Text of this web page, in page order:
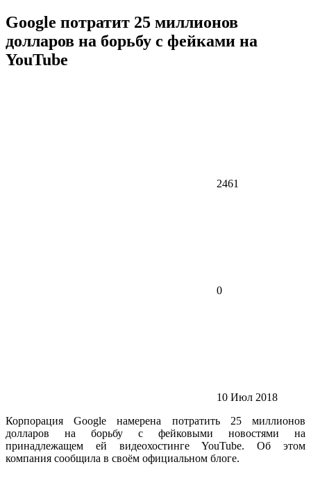
Google потратит 25 миллионов
долларов на борьбу с фейками на
YouTube
2461
0
10 Июл 2018
Корпорация Google намерена потратить 25 миллионов
долларов на борьбу с фейковыми новостями на
принадлежащем ей видеохостинге YouTube. Об этом
компания сообщила в своём официальном блоге.